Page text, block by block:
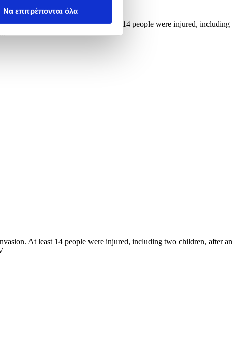
Να επιτρέπονται όλα
amid the Russian invasion. At least 14 people were injured, including
At least 14 people were injured, including two children, after an